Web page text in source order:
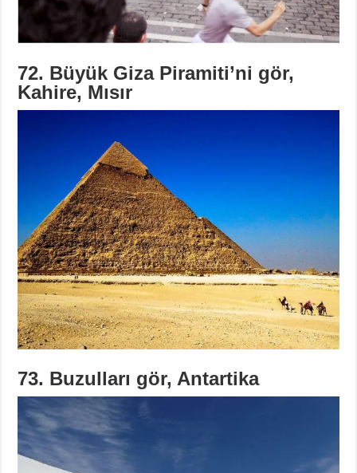
72. Büyük Giza Piramiti’ni gör,
Kahire, Mısır
73. Buzulları gör, Antartika